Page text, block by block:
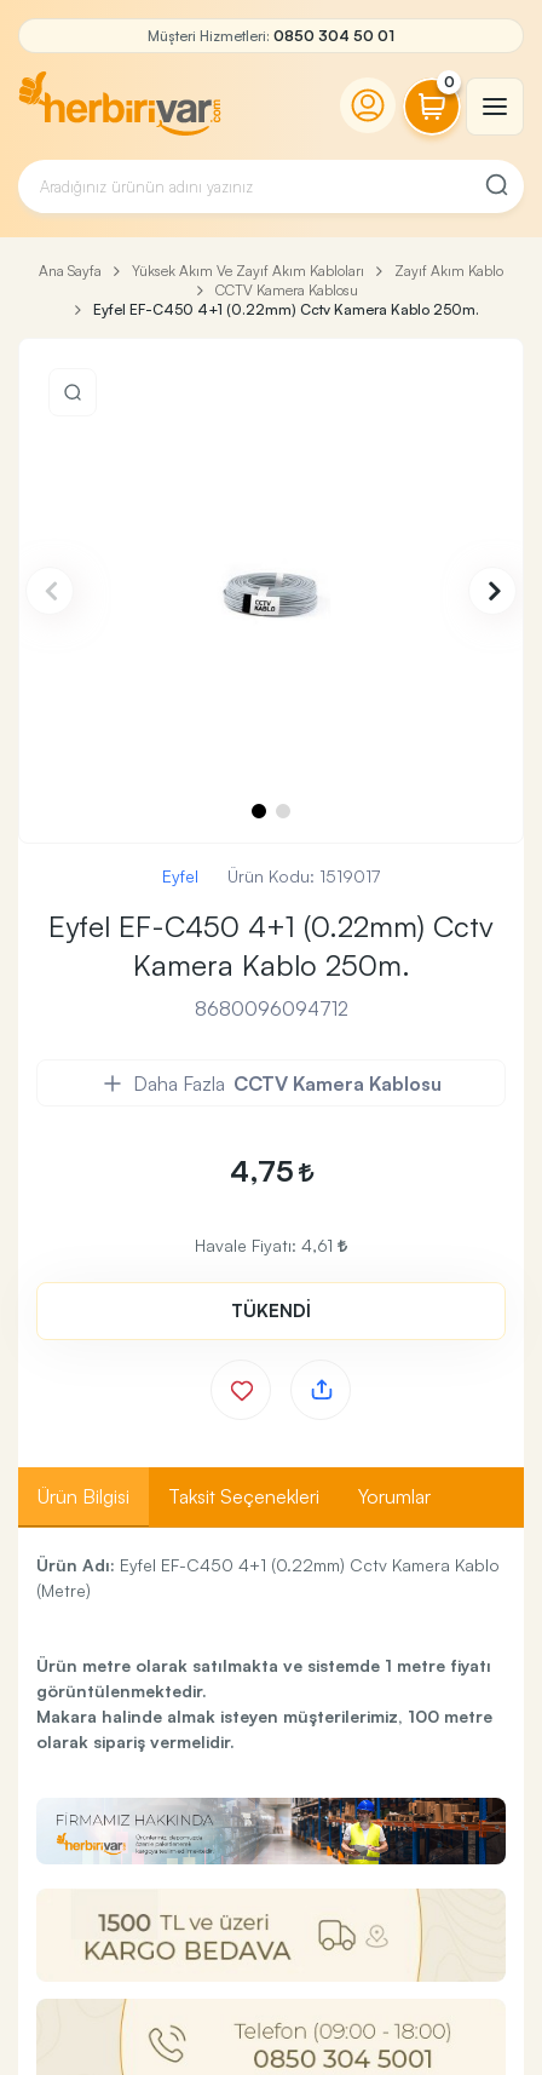
Müşteri Hizmetleri: 0850 304 50 01
0
Ana Sayfa Yüksek Akım Ve Zayıf Akım Kabloları
Zayıf Akım Kablo
CCTV Kamera Kablosu
Eyfel EF-C450 4+1 (0.22mm) Cctv Kamera Kablo 250m.
Eyfel Ürün Kodu: 1519017
Eyfel EF-C450 4+1 (0.22mm) Cctv
Kamera Kablo 250m.
8680096094712
Daha Fazla CCTV Kamera Kablosu
4,75
Havale Fiyatı: 4,61
TÜKENDİ
Ürün Bilgisi Taksit Seçenekleri Yorumlar
Ürün Adı: Eyfel EF-C450 4+1 (0.22mm) Cctv Kamera Kablo
(Metre)
Ürün metre olarak satılmakta ve sistemde 1 metre fiyatı
görüntülenmektedir.
Makara halinde almak isteyen müşterilerimiz, 100 metre
olarak sipariş vermelidir.